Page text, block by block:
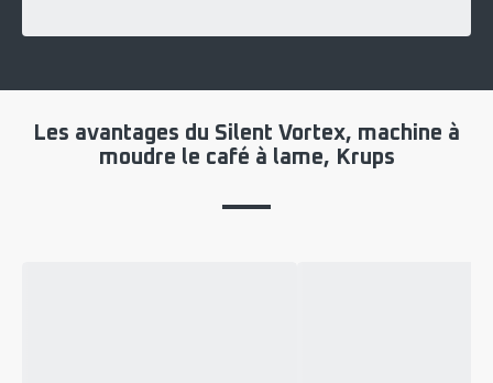
Les avantages du Silent Vortex, machine à
moudre le café à lame, Krups